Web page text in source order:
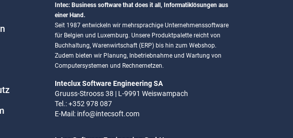
Intec: Business software that does it all, Informatiklösungen aus
einer Hand.
Seit 1987 entwickeln wir mehrsprachige Unternehmenssoftware
für Belgien und Luxemburg. Unsere Produktpalette reicht von
Buchhaltung, Warenwirtschaft (ERP) bis hin zum Webshop.
Zudem bieten wir Planung, Inbetriebnahme und Wartung von
Computersystemen und Rechnernetzen.
Inteclux Software Engineering SA
Gruuss-Strooss 38 | L-9991 Weiswampach
Tel.: +352 978 087
E-Mail: info@intecsoft.com